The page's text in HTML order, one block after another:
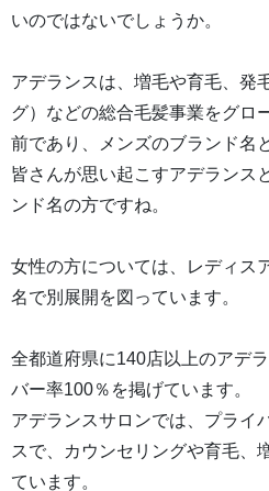
いのではないでしょうか。
アデランスは、増毛や育毛、発
グ）などの総合毛髪事業をグロ
前であり、メンズのブランド名
皆さんが思い起こすアデランス
ンド名の方ですね。
女性の方については、レディス
名で別展開を図っています。
全都道府県に140店以上のアデ
バー率100％を掲げています。
アデランスサロンでは、プライ
スで、カウンセリングや育毛、
ています。